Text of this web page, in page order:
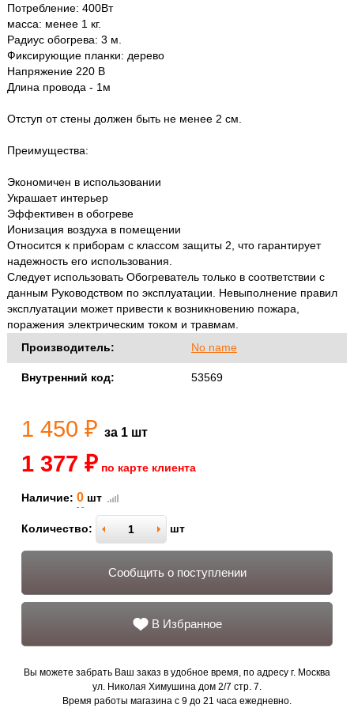
Потребление: 400Вт
масса: менее 1 кг.
Радиус обогрева: 3 м.
Фиксирующие планки: дерево
Напряжение 220 В
Длина провода - 1м
Отступ от стены должен быть не менее 2 см.
Преимущества:
Экономичен в использовании
Украшает интерьер
Эффективен в обогреве
Ионизация воздуха в помещении
Относится к приборам с классом защиты 2, что гарантирует
надежность его использования.
Следует использовать Обогреватель только в соответствии с
данным Руководством по эксплуатации. Невыполнение правил
эксплуатации может привести к возникновению пожара,
поражения электрическим током и травмам.
Производитель:
No name
Внутренний код: 53569
1 450 ₽ за 1 шт
1 377 ₽ по карте клиента
Наличие: 0 шт
Количество: шт
Сообщить о поступлении
В Избранное
Вы можете забрать Ваш заказ в удобное время, по адресу г. Москва
ул. Николая Химушина дом 2/7 стр. 7.
Время работы магазина с 9 до 21 часа ежедневно.